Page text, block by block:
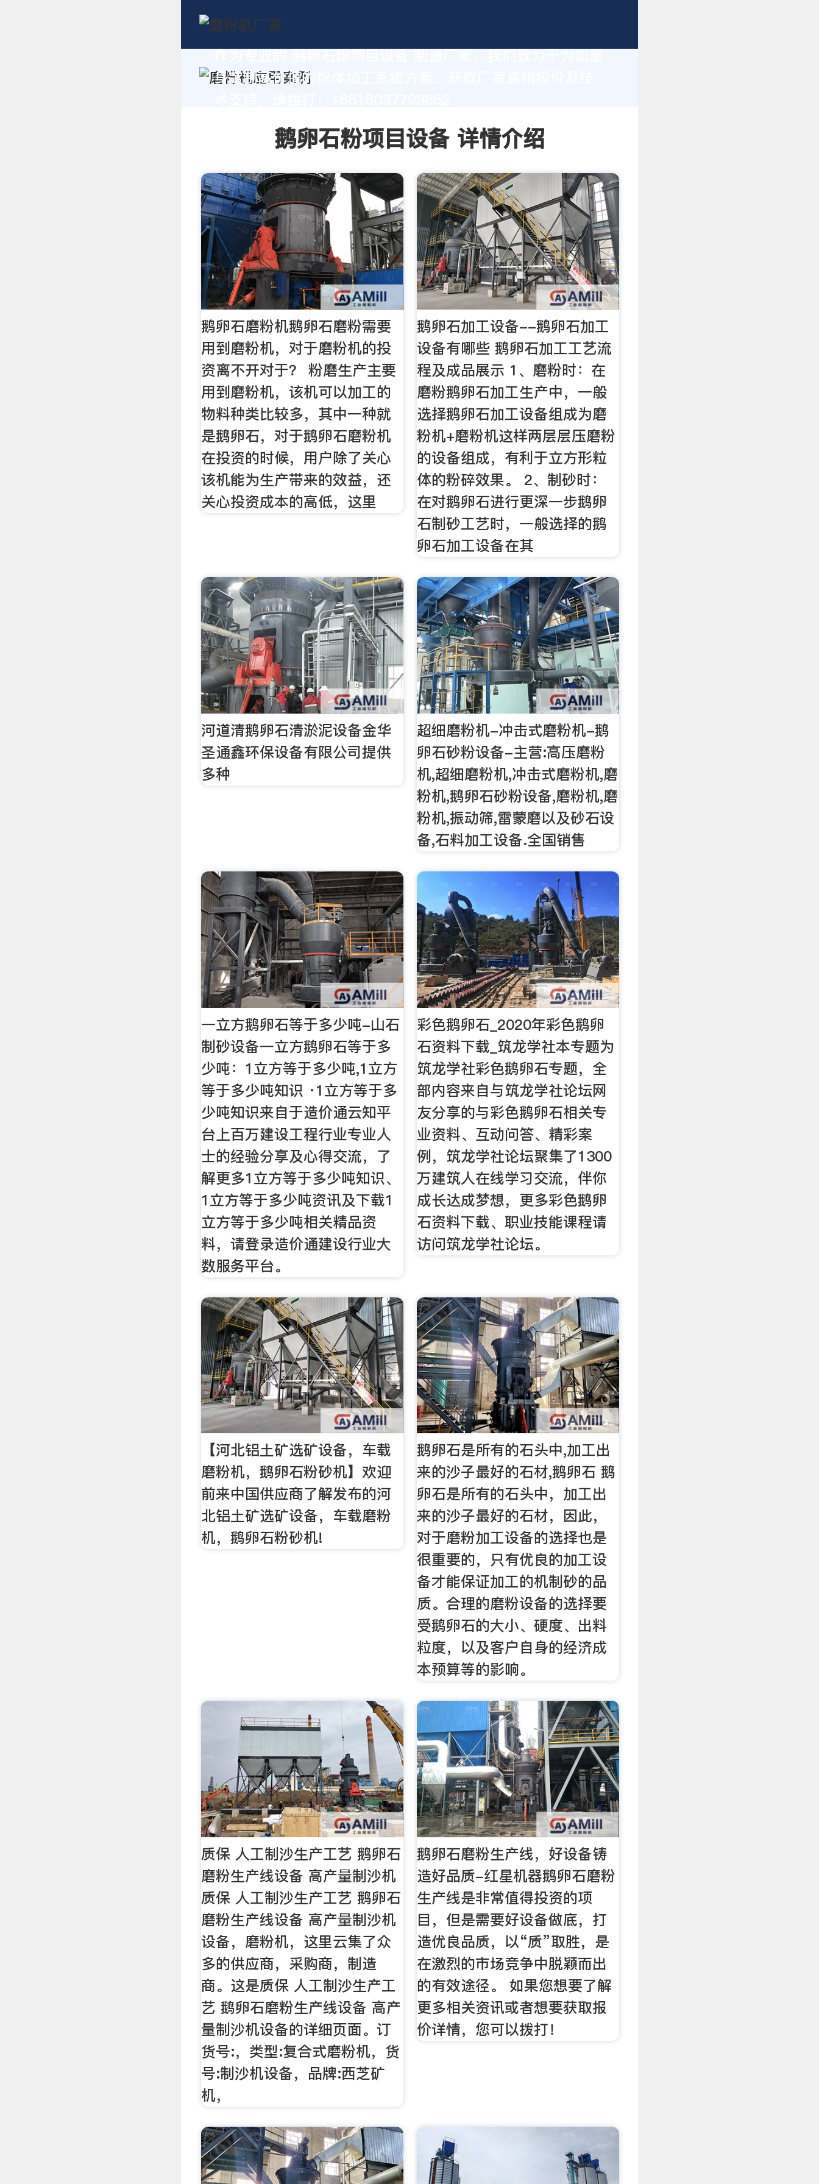
身定制高价值的粉体加工系统方案。获取厂家直销报价及技
鹅卵石粉项目设备 详情介绍
鹅卵石磨粉机鹅卵石磨粉需要
用到磨粉机，对于磨粉机的投
资离不开对于？ 粉磨生产主要
用到磨粉机，该机可以加工的
物料种类比较多，其中一种就
是鹅卵石，对于鹅卵石磨粉机
在投资的时候，用户除了关心
该机能为生产带来的效益，还
关心投资成本的高低，这里
鹅卵石加工设备--鹅卵石加工
设备有哪些 鹅卵石加工工艺流
程及成品展示 1、磨粉时：在
磨粉鹅卵石加工生产中，一般
选择鹅卵石加工设备组成为磨
粉机+磨粉机这样两层层压磨粉
的设备组成，有利于立方形粒
体的粉碎效果。 2、制砂时：
在对鹅卵石进行更深一步鹅卵
石制砂工艺时，一般选择的鹅
卵石加工设备在其
河道清鹅卵石清淤泥设备金华
圣通鑫环保设备有限公司提供
多种
超细磨粉机-冲击式磨粉机-鹅
卵石砂粉设备-主营:高压磨粉
机,超细磨粉机,冲击式磨粉机,磨
粉机,鹅卵石砂粉设备,磨粉机,磨
粉机,振动筛,雷蒙磨以及砂石设
备,石料加工设备.全国销售
一立方鹅卵石等于多少吨-山石
制砂设备一立方鹅卵石等于多
少吨：1立方等于多少吨,1立方
等于多少吨知识 ·1立方等于多
少吨知识来自于造价通云知平
台上百万建设工程行业专业人
士的经验分享及心得交流，了
解更多1立方等于多少吨知识、
1立方等于多少吨资讯及下载1
立方等于多少吨相关精品资
料，请登录造价通建设行业大
数服务平台。
彩色鹅卵石_2020年彩色鹅卵
石资料下载_筑龙学社本专题为
筑龙学社彩色鹅卵石专题，全
部内容来自与筑龙学社论坛网
友分享的与彩色鹅卵石相关专
业资料、互动问答、精彩案
例，筑龙学社论坛聚集了1300
万建筑人在线学习交流，伴你
成长达成梦想，更多彩色鹅卵
石资料下载、职业技能课程请
访问筑龙学社论坛。
【河北铝土矿选矿设备，车载
磨粉机，鹅卵石粉砂机】欢迎
前来中国供应商了解发布的河
北铝土矿选矿设备，车载磨粉
机，鹅卵石粉砂机!
鹅卵石是所有的石头中,加工出
来的沙子最好的石材,鹅卵石 鹅
卵石是所有的石头中，加工出
来的沙子最好的石材，因此，
对于磨粉加工设备的选择也是
很重要的，只有优良的加工设
备才能保证加工的机制砂的品
质。合理的磨粉设备的选择要
受鹅卵石的大小、硬度、出料
粒度，以及客户自身的经济成
本预算等的影响。
质保 人工制沙生产工艺 鹅卵石
磨粉生产线设备 高产量制沙机
质保 人工制沙生产工艺 鹅卵石
磨粉生产线设备 高产量制沙机
设备，磨粉机，这里云集了众
多的供应商，采购商，制造
商。这是质保 人工制沙生产工
艺 鹅卵石磨粉生产线设备 高产
量制沙机设备的详细页面。订
货号:，类型:复合式磨粉机，货
号:制沙机设备，品牌:西芝矿
机，
鹅卵石磨粉生产线，好设备铸
造好品质-红星机器鹅卵石磨粉
生产线是非常值得投资的项
目，但是需要好设备做底，打
造优良品质，以“质”取胜，是
在激烈的市场竞争中脱颖而出
的有效途径。 如果您想要了解
更多相关资讯或者想要获取报
价详情，您可以拨打！